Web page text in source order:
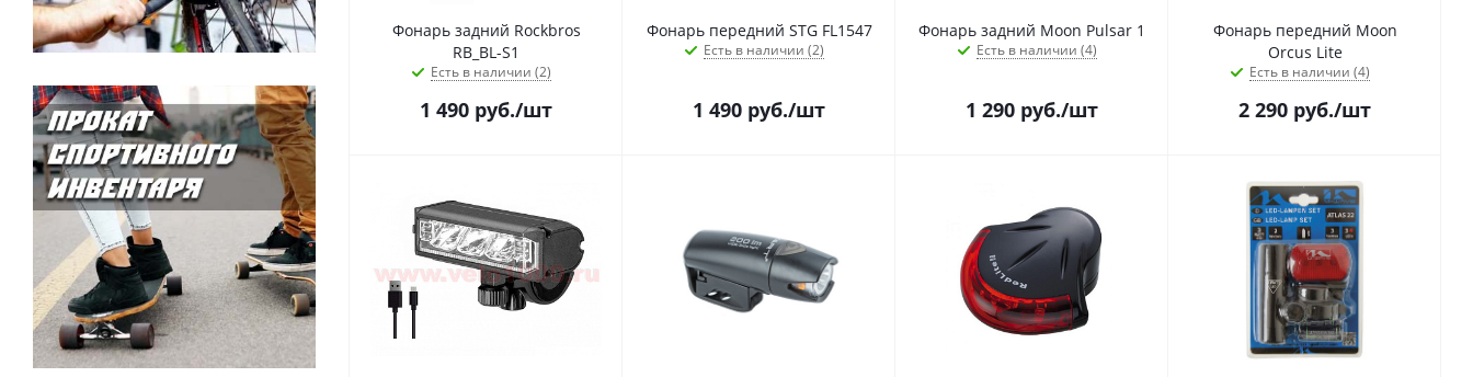
Фонарь задний Rockbros
RB_BL-S1
Есть в наличии (2)
1 490 руб./шт
Фонарь передний STG FL1547
Есть в наличии (2)
1 490 руб./шт
Фонарь задний Moon Pulsar 1
Есть в наличии (4)
1 290 руб./шт
Фонарь передний Moon
Orcus Lite
Есть в наличии (4)
2 290 руб./шт